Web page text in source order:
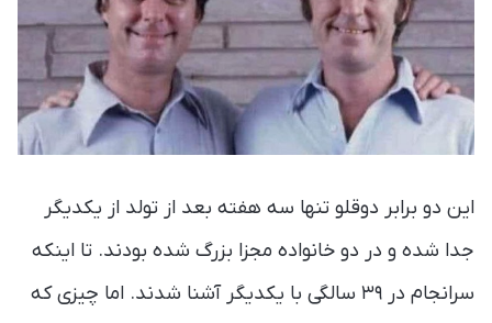
این دو برابر دوقلو تنها سه هفته بعد از تولد از یکدیگر
جدا شده و در دو خانواده مجزا بزرگ شده بودند. تا اینکه
سرانجام در ۳۹ سالگی با یکدیگر آشنا شدند. اما چیزی که